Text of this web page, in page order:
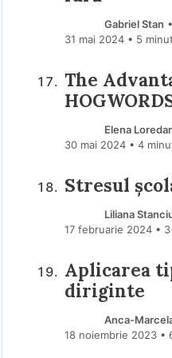
Gabriel Stan
31 mai 2024 • 5
The
Elena
30 mai 2024 • 4
Stresul
Liliana
17 februarie 2024 •
Aplicarea
diriginte
Anca-
18 noiembrie 2023 •